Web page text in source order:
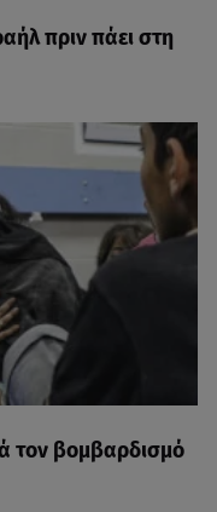
πριν πάει στη
τον βομβαρδισμό